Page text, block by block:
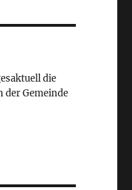
die
der Gemeinde